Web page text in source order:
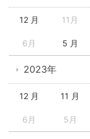
12 月 11月
6月 5 月
2023年
12 月 11 月
6月 5月